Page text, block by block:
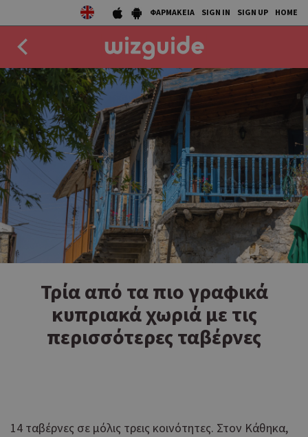
ΦΑΡΜΑΚΕΙΑ SIGN IN SIGN UP HOME
EAT
DRINK
50 BEST
AGENDA
COLLECTIONS
STORIES
Τρία από τα πιο γραφικά
κυπριακά χωριά με τις
περισσότερες ταβέρνες
14 ταβέρνες σε μόλις τρεις κοινότητες. Στον Κάθηκα,